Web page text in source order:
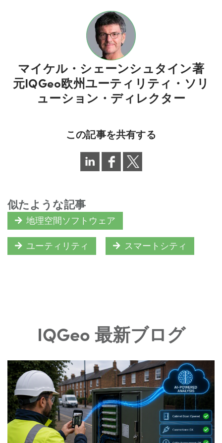
マイケル・シェーンシュタイン著
元IQGeo欧州ユーティリティ・ソリ
ューション・ディレクター
この記事を共有する
似たような記事
地理空間ソフトウェア
ユーティリティ スマートシティ
IQGeo 最新ブログ